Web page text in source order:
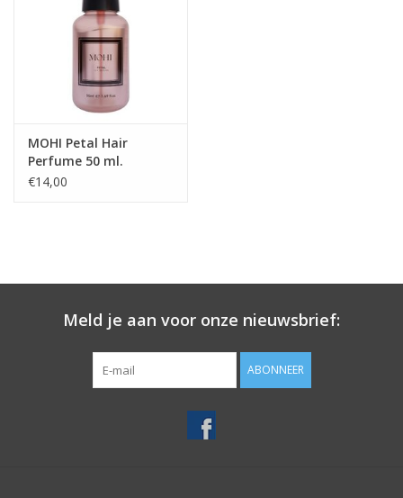
MOHI Petal Hair
Perfume 50 ml.
€14,00
Meld je aan voor onze nieuwsbrief:
ABONNEER